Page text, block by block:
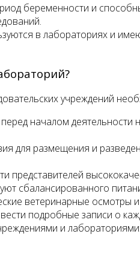
беременности и
в лабораториях и
учреждений
началом
для размещения и
сбалансированного
ветеринарные
подробные записи о
и